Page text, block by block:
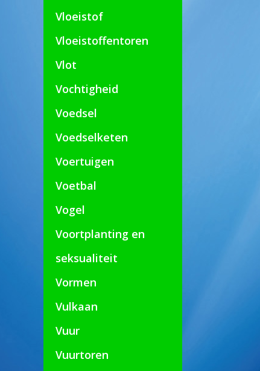
Vloeistof
Vloeistoffentoren
Vlot
Vochtigheid
Voedsel
Voedselketen
Voertuigen
Voetbal
Vogel
Voortplanting en
seksualiteit
Vormen
Vulkaan
Vuur
Vuurtoren